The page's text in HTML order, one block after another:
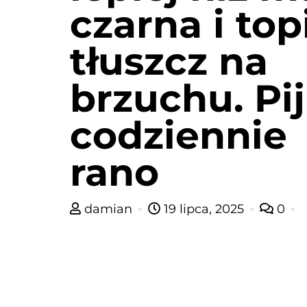
czarna i
tłuszcz na
brzuchu. Pij
codziennie
rano
damian 19 lipca, 2025 0